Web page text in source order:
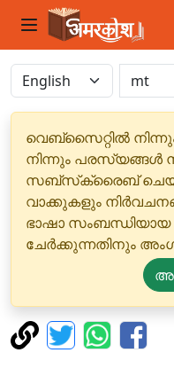
വെബ്‌സൈറ്റിൽ
നിന്നും പരസ്യങ്ങൾ
സബ്‌സ്‌ക്രൈബ്
വാക്കുകളും
ഭാഷാ
ചേർക്കുന്നതിനും